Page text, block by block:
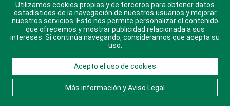
Escuchando al corazón
Economía Personal
Descarga nuestras aplicaciones para Android, iOS y
sistema Huawei.
© 2021 Diario Libre, todos los derechos reservados.
Consulta elAviso Legal. Ponte en Contacto
nosotros y conoce más sobre Diario Libre
Utilizamos cookies propias y de terceros para obtener datos
estadísticos de la navegación de nuestros usuarios y mejorar
nuestros servicios. Esto nos permite personalizar el contenido
que ofrecemos y mostrar publicidad relacionada a sus
intereses. Si continúa navegando, consideramos que acepta su
uso.
Acepto el uso de cookies
Más información y Aviso Legal